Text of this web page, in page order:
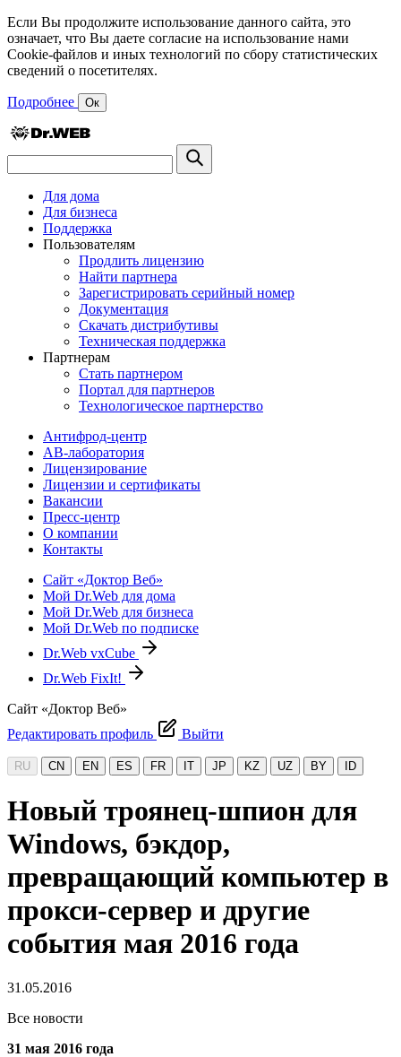
Если Вы продолжите использование данного сайта, это
означает, что Вы даете согласие на использование нами
Cookie-файлов и иных технологий по сбору статистических
сведений о посетителях.
Подробнее Ок
Для дома
Для бизнеса
Поддержка
Пользователям
Продлить лицензию
Найти партнера
Зарегистрировать серийный номер
Документация
Скачать дистрибутивы
Техническая поддержка
Партнерам
Стать партнером
Портал для партнеров
Технологическое партнерство
Антифрод-центр
АВ-лаборатория
Лицензирование
Лицензии и сертификаты
Вакансии
Пресс-центр
О компании
Контакты
Сайт «Доктор Веб»
Мой Dr.Web для дома
Мой Dr.Web для бизнеса
Мой Dr.Web по подписке
Dr.Web vxCube
Dr.Web FixIt!
Сайт «Доктор Веб»
Редактировать профиль
Выйти
RU CN EN ES FR IT JP KZ UZ BY ID
Новый троянец-шпион для
Windows, бэкдор,
превращающий компьютер в
прокси-сервер и другие
события мая 2016 года
31.05.2016
Все новости
31 мая 2016 года